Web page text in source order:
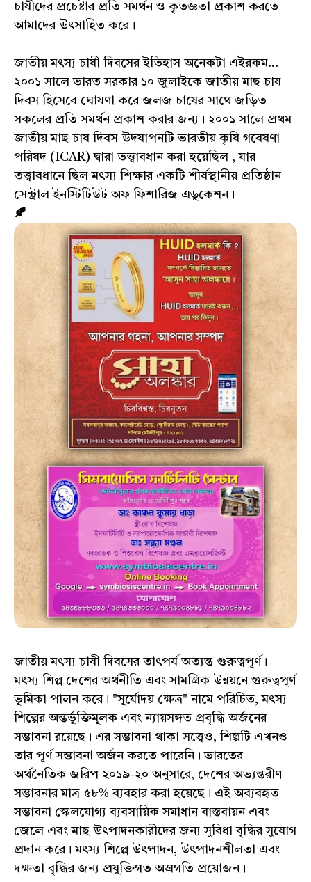
চাষীদের প্রচেষ্টার প্রতি সমর্থন ও কৃতজ্ঞতা প্রকাশ করতে
আমাদের উৎসাহিত করে।
জাতীয় মৎস্য চাষী দিবসের ইতিহাস অনেকটা এইরকম...
২০০১ সালে ভারত সরকার ১০ জুলাইকে জাতীয় মাছ চাষ
দিবস হিসেবে ঘোষণা করে জলজ চাষের সাথে জড়িত
সকলের প্রতি সমর্থন প্রকাশ করার জন্য। ২০০১ সালে প্রথম
জাতীয় মাছ চাষ দিবস উদযাপনটি ভারতীয় কৃষি গবেষণা
পরিষদ (ICAR) দ্বারা তত্ত্বাবধান করা হয়েছিল , যার
তত্ত্বাবধানে ছিল মৎস্য শিক্ষার একটি শীর্ষস্থানীয় প্রতিষ্ঠান
সেন্ট্রাল ইনস্টিটিউট অফ ফিশারিজ এডুকেশন।
🍂
জাতীয় মৎস্য চাষী দিবসের তাৎপর্য অত্যন্ত গুরুত্বপূর্ণ।
মৎস্য শিল্প দেশের অর্থনীতি এবং সামগ্রিক উন্নয়নে গুরুত্বপূর্ণ
ভূমিকা পালন করে। "সূর্যোদয় ক্ষেত্র" নামে পরিচিত, মৎস্য
শিল্পের অন্তর্ভুক্তিমূলক এবং ন্যায়সঙ্গত প্রবৃদ্ধি অর্জনের
সম্ভাবনা রয়েছে। এর সম্ভাবনা থাকা সত্ত্বেও, শিল্পটি এখনও
তার পূর্ণ সম্ভাবনা অর্জন করতে পারেনি। ভারতের
অর্থনৈতিক জরিপ ২০১৯-২০ অনুসারে, দেশের অভ্যন্তরীণ
সম্ভাবনার মাত্র ৫৮% ব্যবহার করা হয়েছে। এই অব্যবহৃত
সম্ভাবনা স্কেলযোগ্য ব্যবসায়িক সমাধান বাস্তবায়ন এবং
জেলে এবং মাছ উৎপাদনকারীদের জন্য সুবিধা বৃদ্ধির সুযোগ
প্রদান করে। মৎস্য শিল্পে উৎপাদন, উৎপাদনশীলতা এবং
দক্ষতা বৃদ্ধির জন্য প্রযুক্তিগত অগ্রগতি প্রয়োজন।